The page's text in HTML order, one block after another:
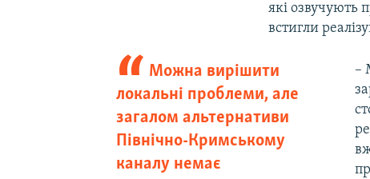
які озвучують
встигли
Можна вирішити
локальні проблеми, але
загалом альтернативи
Північно-Кримському
каналу немає
–